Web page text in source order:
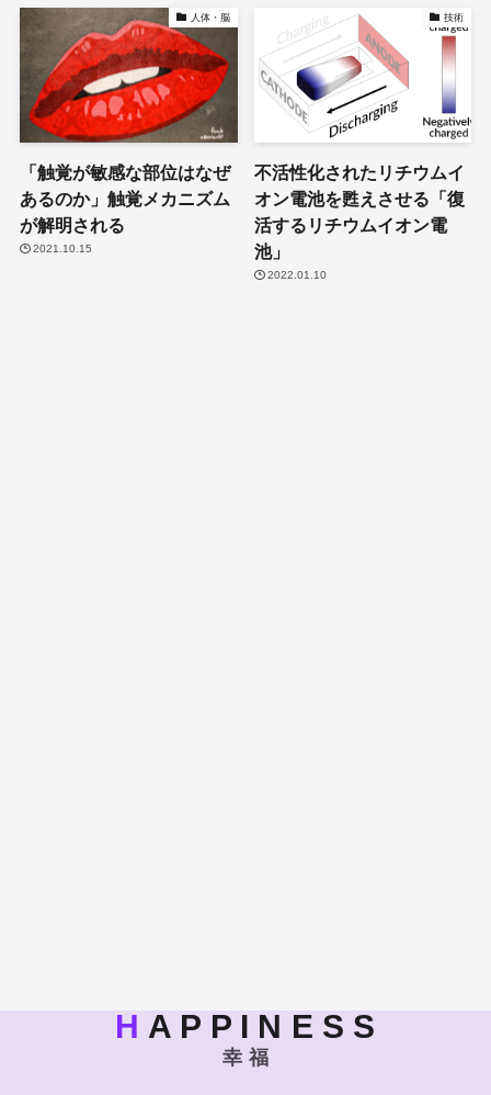
人体・脳
「触覚が敏感な部位はなぜ
あるのか」触覚メカニズム
が解明される
2021.10.15
技術
不活性化されたリチウムイ
オン電池を甦えさせる「復
活するリチウムイオン電
池」
2022.01.10
H A P P I N E S S
幸 福